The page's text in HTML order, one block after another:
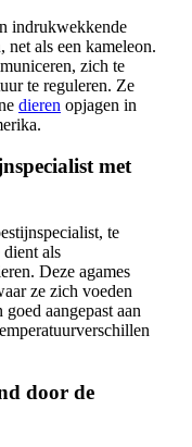
indrukwekkende
net als een kameleon.
zich te
te reguleren. Ze
dieren opjagen in
met
te
dient als
Deze agames
ze zich voeden
aangepast aan
door de